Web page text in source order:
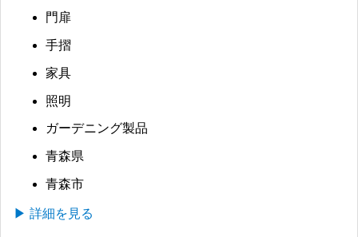
門扉
手摺
家具
照明
ガーデニング製品
青森県
青森市
▶ 詳細を見る